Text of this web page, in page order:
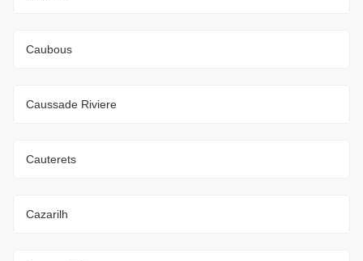
Caubous
Caussade Riviere
Cauterets
Cazarilh